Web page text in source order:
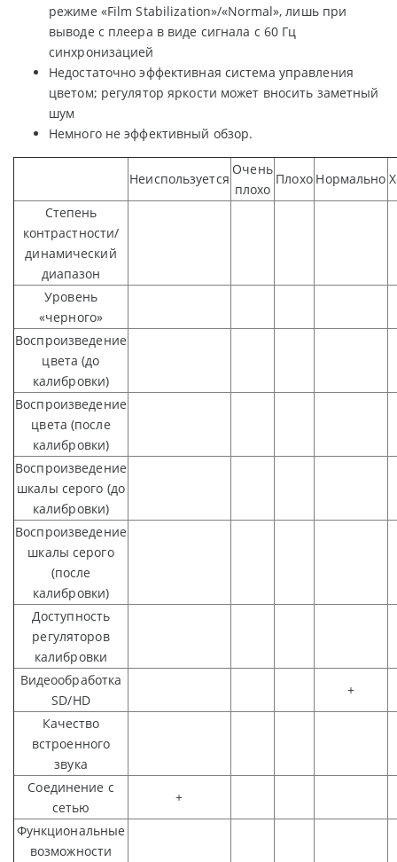
режиме «Film Stabilization»/«Normal», лишь при
выводе с плеера в виде сигнала с 60 Гц
синхронизацией
Недостаточно эффективная система управления
цветом; регулятор яркости может вносить заметный
шум
Немного не эффективный обзор.
Неиспользуется
Очень
плохо
Плохо Нормально
Степень
контрастности/
динамический
диапазон
Уровень
«черного»
Воспроизведение
цвета (до
калибровки)
Воспроизведение
цвета (после
калибровки)
Воспроизведение
шкалы серого (до
калибровки)
Воспроизведение
шкалы серого
(после
калибровки)
Доступность
регуляторов
калибровки
Видеообработка
SD/HD
+
Качество
встроенного
звука
Соединение с
сетью
+
Функциональные
возможности